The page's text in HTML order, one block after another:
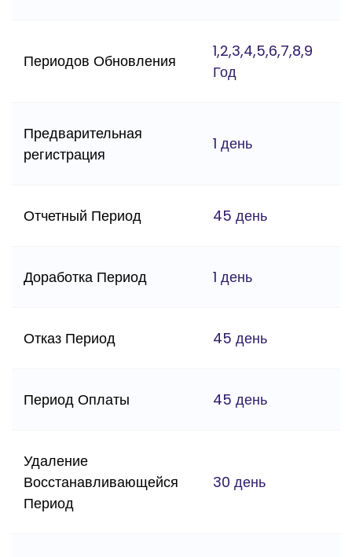
Периодов Обновления
1,2,3,4,5,6,7,8,9
Год
Предварительная
регистрация
1 день
Отчетный Период 45 день
Доработка Период 1 день
Отказ Период 45 день
Период Оплаты 45 день
Удаление
Восстанавливающейся
Период
30 день